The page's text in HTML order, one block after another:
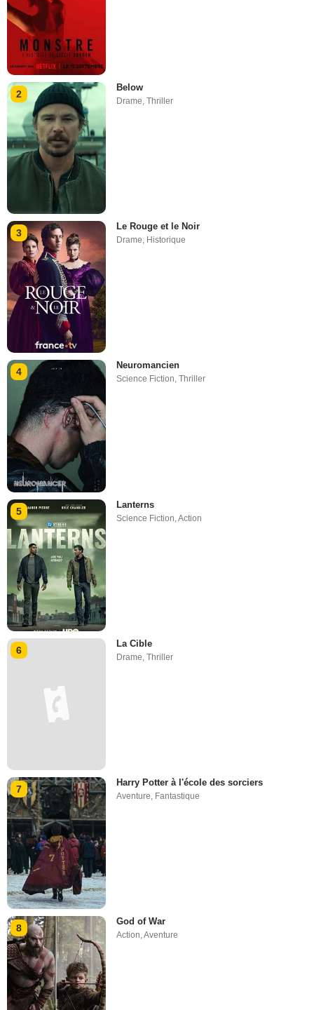
2
Below
Drame ,Thriller
3
Le Rouge et le Noir
Drame, Historique
4
Neuromancien
Science Fiction,Thriller
5
Lanterns
Science Fiction ,Action
6
La Cible
Drame,Thriller
7
Harry Potter à l'école des sorciers
Aventure, Fantastique
8
God of War
Action,Aventure